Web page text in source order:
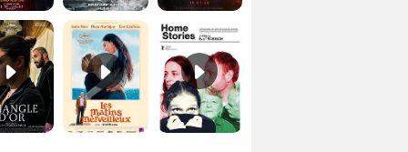
Les Matins merveilleux Bande-annonce VF Home stories Bande-annonce VO STFR